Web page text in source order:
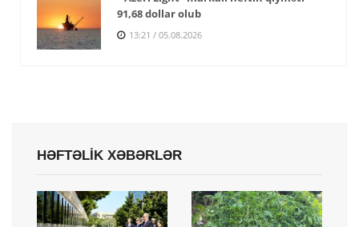
91,68 dollar olub
13:21 / 05.08.2026
HƏFTƏLİK XƏBƏRLƏR